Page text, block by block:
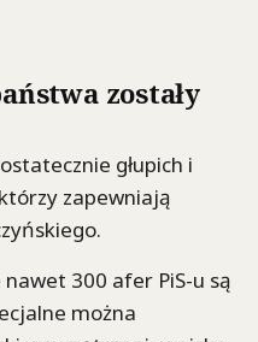
zostały
głupich i
zapewniają
300 afer PiS-u są
można